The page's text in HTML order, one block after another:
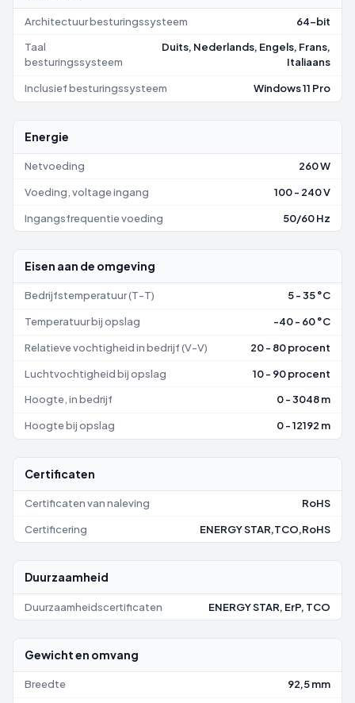
Architectuur besturingssysteem 64-bit
Taal
besturingssysteem
Duits, Nederlands, Engels, Frans,
Italiaans
Inclusief besturingssysteem Windows 11 Pro
Energie
Netvoeding 260 W
Voeding, voltage ingang 100 - 240 V
Ingangsfrequentie voeding 50/60 Hz
Eisen aan de omgeving
Bedrijfstemperatuur (T-T) 5 - 35 °C
Temperatuur bij opslag -40 - 60 °C
Relatieve vochtigheid in bedrijf (V-V) 20 - 80 procent
Luchtvochtigheid bij opslag 10 - 90 procent
Hoogte, in bedrijf 0 - 3048 m
Hoogte bij opslag 0 - 12192 m
Certificaten
Certificaten van naleving RoHS
Certificering ENERGY STAR,TCO,RoHS
Duurzaamheid
Duurzaamheidscertificaten ENERGY STAR, ErP, TCO
Gewicht en omvang
Breedte 92,5 mm